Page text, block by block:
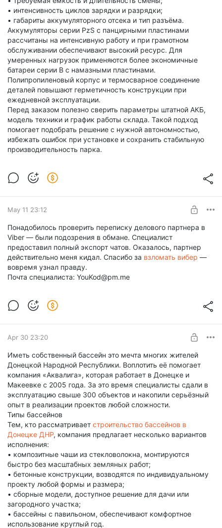
• интенсивность циклов зарядки и разрядки;
• габариты аккумуляторного отсека и тип разъёма.
Аккумуляторы серии PzS с панцирными пластинами
рассчитаны на интенсивную работу и при грамотном
обслуживании обеспечивают высокий ресурс. Для
умеренных нагрузок применяются более экономичные
батареи серии В с намазными пластинами.
Полипропиленовый корпус и термосварное соединение
деталей повышают герметичность конструкции при
ежедневной эксплуатации.
Перед заказом полезно сверить параметры штатной АКБ,
модель техники и график работы склада. Такой подход
помогает подобрать решение с нужной автономностью,
избежать ошибок при установке и сохранить стабильную
производительность парка.
May 11 23:12
Понадобилось проверить переписку делового партнера в
Viber — были подозрения в обмане. Специалист
предоставил полный экспорт чатов. Оказалось, партнер
действительно меня кидал. Спасибо за взломать вибер —
вовремя узнал правду.
Почта специалиста: YouKod@pm.me
Apr 30 23:20
Иметь собственный бассейн это мечта многих жителей
Донецкой Народной Республики. Воплотить её помогает
компания «Аквалига», которая работает в Донецке и
Макеевке с 2005 года. За это время специалисты сдали в
эксплуатацию свыше 300 объектов и накопили серьёзный
опыт в реализации проектов любой сложности.
Типы бассейнов
Тем, кто рассматривает строительство бассейнов в
Донецке ДНР, компания предлагает несколько вариантов
исполнения:
• композитные чаши из стекловолокна, монтируются
быстро без масштабных земляных работ;
• бетонные конструкции, возводятся по индивидуальному
проекту любой формы и размера;
• сборные модели, доступное решение для дачи или
загородного участка;
• бассейны с павильоном, обеспечивают комфортное
использование круглый год.